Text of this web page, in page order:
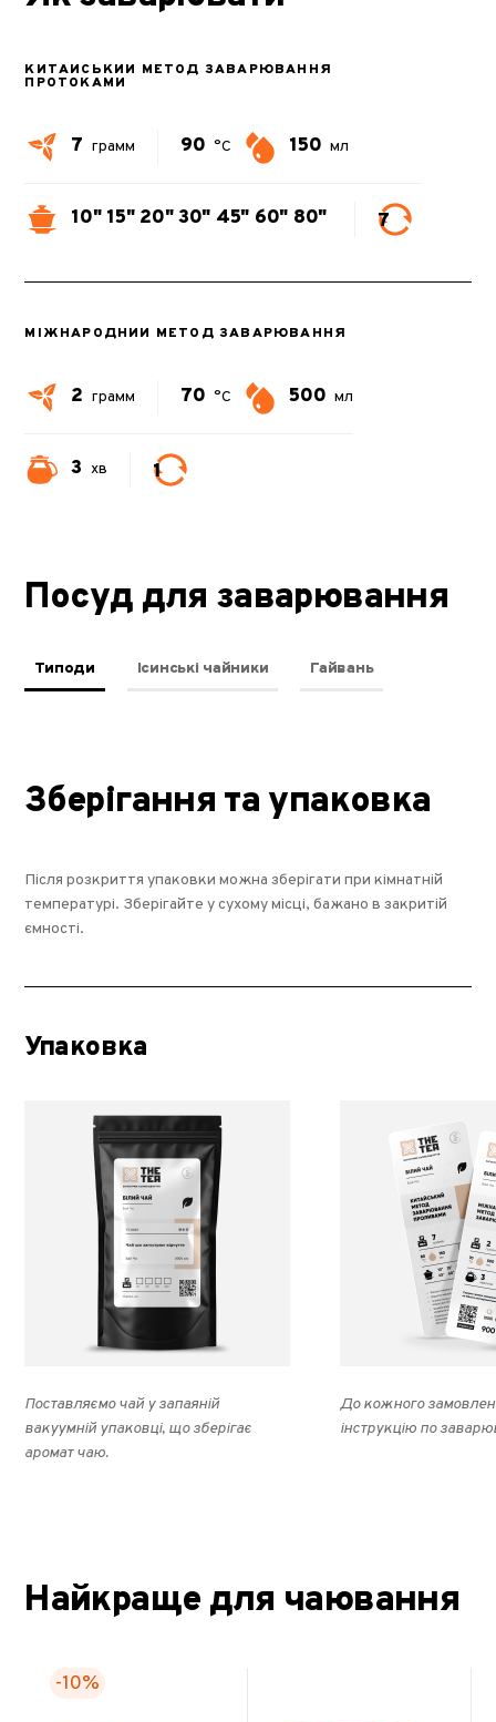
КИТАЙСЬКИЙ МЕТОД ЗАВАРЮВАННЯ
ПРОТОКАМИ
7 грамм 90 °C 150 мл
10" 15" 20" 30" 45" 60" 80" 7
МІЖНАРОДНИЙ МЕТОД ЗАВАРЮВАННЯ
2 грамм 70 °C 500 мл
3 хв 1
Посуд для заварювання
Типоди Ісинські чайники Гайвань
Зберігання та упаковка
Після розкриття упаковки можна зберігати при кімнатній
температурі. Зберігайте у сухому місці, бажано в закритій
ємності.
Упаковка
Поставляємо чай у запаяній
вакуумній упаковці, що зберігає
аромат чаю.
До кожного
інструкцію по
Найкраще для чаювання
-10%